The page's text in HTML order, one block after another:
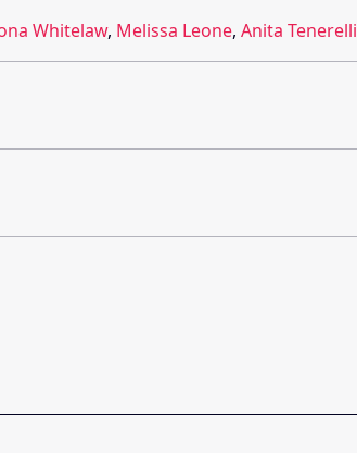
Whitelaw, Melissa Leone, Anita Tenerelli